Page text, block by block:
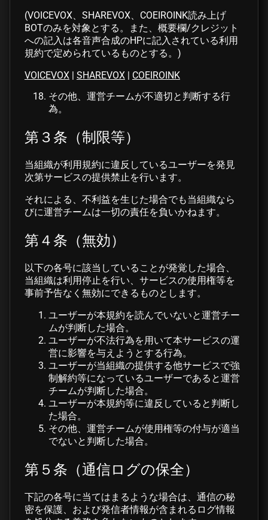
(VOICEVOX、SHAREVOX、COEIROINK読み上げ
BOTのみを対象とする。また、概要欄/クレジット
への記入は各音声合成のHPに記入されている利用
規約で定められているものとする。)
VOICEVOX | SHAREVOX | COEIROINK
その他、運営チームが不適切と判断する行
為。
第３条（制限等）
当組織が利用規約に違反しているユーザーを発見
次第サービスの提供禁止を行います。
それによる、不利益を生じた場合でも当組織なら
びに運営チームは一切の責任を負いかねます。
第４条（無効）
以下の各号に該当していることが発覚した場合、
当組織は利用停止を行い、サービスの使用権等を
事前予告なく無効にできるものとします。
ユーザーが本規約を読んでいないと運営チー
ムが判断した場合。
ユーザーが不法行為を用いて本サービスの運
営に影響を与えようとする行為。
ユーザーが当組織の提供する他サービスで強
制解約等になっているユーザーであると運営
チームが判断した場合。
ユーザーが本規約等に違反していると判断し
た場合。
その他、運営チームが使用権等の付与が適当
でないと判断した場合。
第５条（通信ログの保全）
下記の各号に当てはまるような場合は、通信の秘
密を保護、および発信者情報が含まれるログ情報